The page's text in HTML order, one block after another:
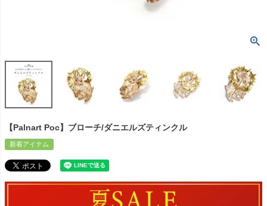
【Palnart Poc】ブローチ/ダニエルズティンクル
新着アイテム